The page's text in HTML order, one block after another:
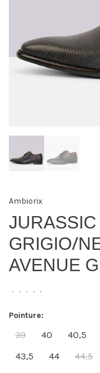
Ambiorix
GRIGIO/
AVENUE
• • • • •
Pointure:
39 40 40,5
43,5
44 44,5